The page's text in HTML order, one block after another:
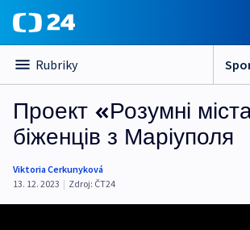
Rubriky
Проект «Розумні
біженців з Маріуполя
Viktoria Cerkunyková
13. 12. 2023 | Zdroj: ČT24